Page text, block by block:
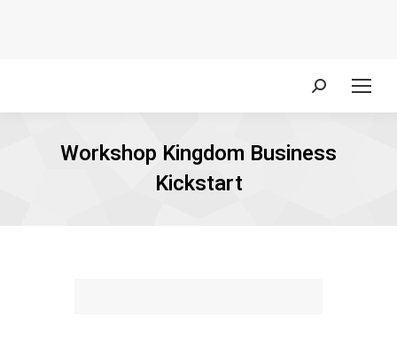
Zoeken:
Workshop Kingdom Business
Kickstart